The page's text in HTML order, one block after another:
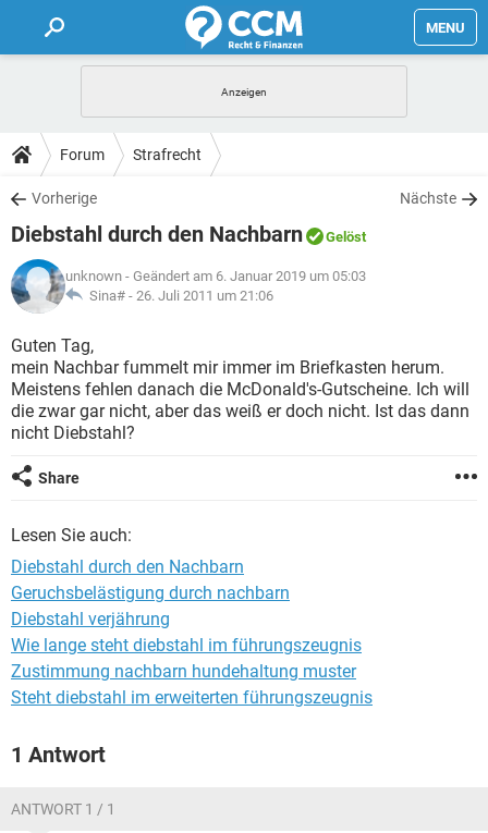
MENU
FORUM
TIPPS
Forum Strafrecht
Vorherige Nächste
Diebstahl durch den Nachbarn Gelöst
unknown - Geändert am 6. Januar 2019 um 05:03
Sina# - 26. Juli 2011 um 21:06
Guten Tag,
mein Nachbar fummelt mir immer im Briefkasten herum.
Meistens fehlen danach die McDonald's-Gutscheine. Ich will
die zwar gar nicht, aber das weiß er doch nicht. Ist das dann
nicht Diebstahl?
Share
Lesen Sie auch:
Diebstahl durch den Nachbarn
Geruchsbelästigung durch nachbarn
Diebstahl verjährung
Wie lange steht diebstahl im führungszeugnis
Zustimmung nachbarn hundehaltung muster
Steht diebstahl im erweiterten führungszeugnis
1 Antwort
ANTWORT 1 / 1